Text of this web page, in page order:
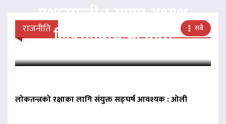
राजनीति सबै
प्रधानमन्त्री र राप्रपा अध्यक्ष
लिङदेनबीच भेटवार्ता
लोकतन्त्रको रक्षाका लागि संयुक्त सङ्घर्ष आवश्यक : ओली